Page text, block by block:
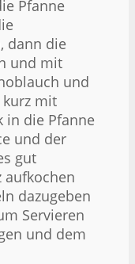
Pfanne
dann die
und mit
und
kurz mit
in die Pfanne
und der
gut
aufkochen
dazugeben
Servieren
und dem